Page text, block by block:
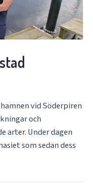
vid Söderpiren
och
arter. Under dagen
som sedan dess